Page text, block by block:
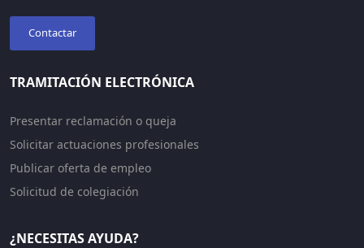
Contactar
TRAMITACIÓN ELECTRÓNICA
Presentar reclamación o queja
Solicitar actuaciones profesionales
Publicar oferta de empleo
Solicitud de colegiación
¿NECESITAS AYUDA?